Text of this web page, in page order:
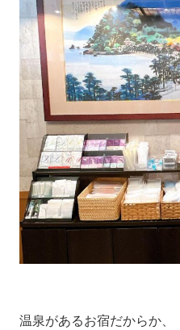
温泉があるお宿だからか、